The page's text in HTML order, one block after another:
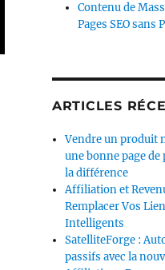
Contenu de
Pages SEO sans
ARTICLES
Vendre un produit
une bonne page
la différence
Affiliation et
Remplacer Vos
Intelligents
SatelliteForge :
passifs avec la